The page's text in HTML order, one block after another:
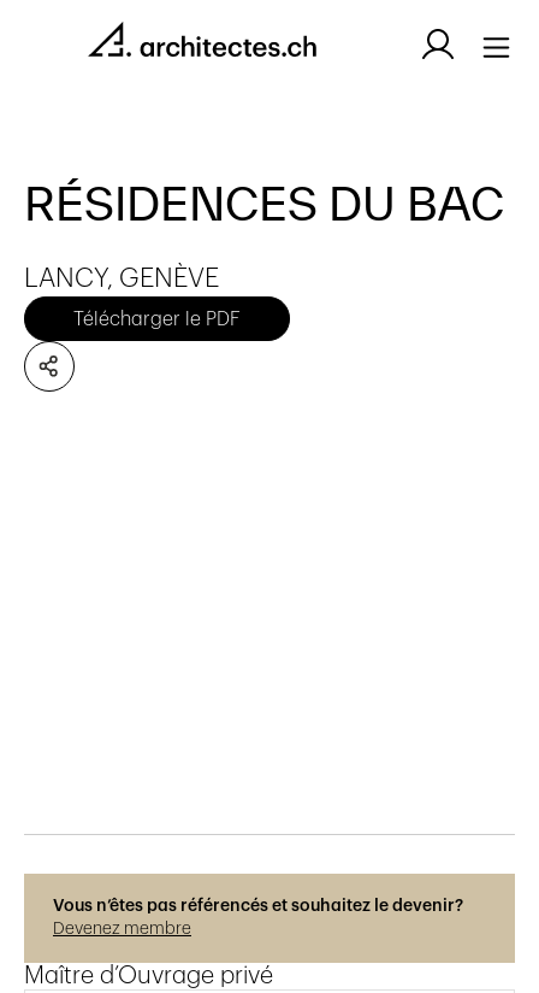
RÉSIDENCES DU BAC
LANCY, GENÈVE
Télécharger le PDF
Vous n’êtes pas référencés et souhaitez le devenir?
Devenez membre
Maître d’Ouvrage privé